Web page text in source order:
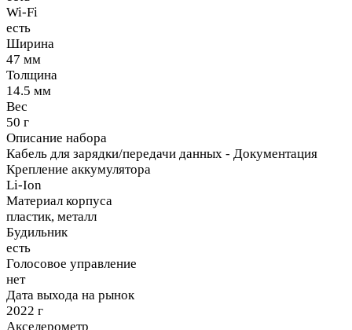
Wi-Fi
есть
Ширина
47 мм
Толщина
14.5 мм
Вес
50 г
Описание набора
Кабель для зарядки/передачи данных - Документация
Крепление аккумулятора
Li-Ion
Материал корпуса
пластик, металл
Будильник
есть
Голосовое управление
нет
Дата выхода на рынок
2022 г
Акселерометр